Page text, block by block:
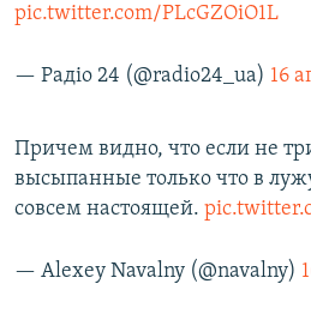
pic.twitter.com/PLcGZOiO1L
— Радіо 24 (@radio24_ua) 16
Причем видно, что если не
высыпанные только что в
совсем настоящей.
— Alexey Navalny (@navalny)